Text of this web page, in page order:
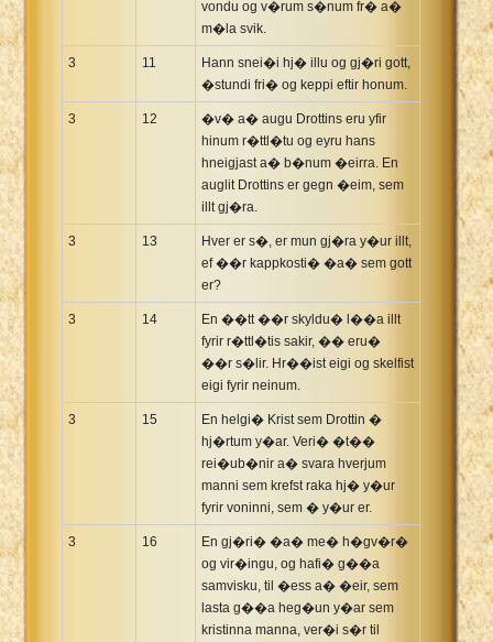
vondu og v�rum s�num fr� a�
m�la svik.
3 11
Hann snei�i hj� illu og gj�ri gott,
�stundi fri� og keppi eftir honum.
3 12
�v� a� augu Drottins eru yfir
hinum r�ttl�tu og eyru hans
hneigjast a� b�num �eirra. En
auglit Drottins er gegn �eim, sem
illt gj�ra.
3 13
Hver er s�, er mun gj�ra y�ur illt,
ef ��r kappkosti� �a� sem gott
er?
3 14
En ��tt ��r skyldu� l��a illt
fyrir r�ttl�tis sakir, �� eru�
��r s�lir. Hr��ist eigi og skelfist
eigi fyrir neinum.
3 15
En helgi� Krist sem Drottin �
hj�rtum y�ar. Veri� �t��
rei�ub�nir a� svara hverjum
manni sem krefst raka hj� y�ur
fyrir voninni, sem � y�ur er.
3 16
En gj�ri� �a� me� h�gv�r�
og vir�ingu, og hafi� g��a
samvisku, til �ess a� �eir, sem
lasta g��a heg�un y�ar sem
kristinna manna, ver�i s�r til